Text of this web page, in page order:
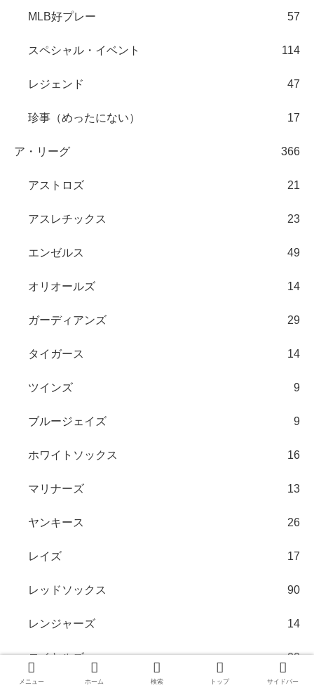
MLB好プレー 57
スペシャル・イベント 114
レジェンド 47
珍事（めったにない） 17
ア・リーグ 366
アストロズ 21
アスレチックス 23
エンゼルス 49
オリオールズ 14
ガーディアンズ 29
タイガース 14
ツインズ 9
ブルージェイズ 9
ホワイトソックス 16
マリナーズ 13
ヤンキース 26
レイズ 17
レッドソックス 90
レンジャーズ 14
ロイヤルズ 22
メニュー ホーム 検索 トップ サイドバー